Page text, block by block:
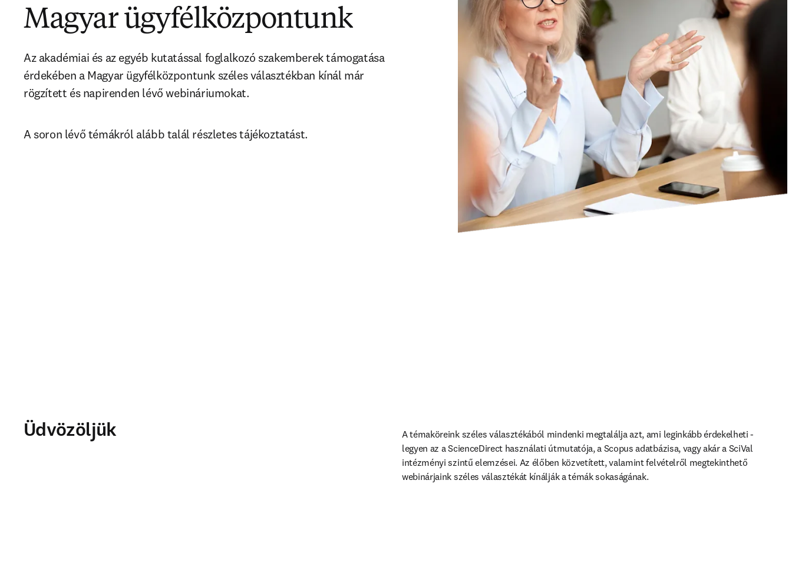
Magyar ügyfélközpontunk
Az akadémiai és az egyéb kutatással foglalkozó szakemberek támogatása
érdekében a Magyar ügyfélközpontunk széles választékban kínál már
rögzített és napirenden lévő webináriumokat.
A soron lévő témákról alább talál részletes tájékoztatást.
Üdvözöljük
A témaköreink széles választékából mindenki megtalálja azt, ami leginkább érdekelheti -
legyen az a ScienceDirect használati útmutatója, a Scopus adatbázisa, vagy akár a SciVal
intézményi szintű elemzései. Az élőben közvetített, valamint felvételről megtekinthető
webinárjaink széles választékát kínálják a témák sokaságának.